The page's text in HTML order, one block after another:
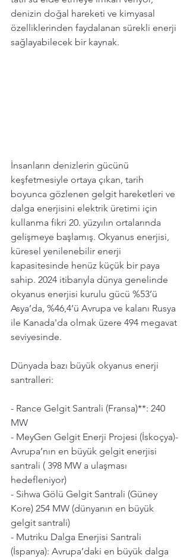
denizin doğal hareketi ve kimyasal
özelliklerinden faydalanan sürekli enerji
sağlayabilecek bir kaynak.
İnsanların denizlerin gücünü
keşfetmesiyle ortaya çıkan, tarih
boyunca gözlenen gelgit hareketleri ve
dalga enerjisini elektrik üretimi için
kullanma fikri 20. yüzyılın ortalarında
gelişmeye başlamış. Okyanus enerjisi,
küresel yenilenebilir enerji
kapasitesinde henüz küçük bir paya
sahip. 2024 itibarıyla dünya genelinde
okyanus enerjisi kurulu gücü %53’ü
Asya’da, %46,4’ü Avrupa ve kalanı Rusya
ile Kanada'da olmak üzere 494 megavat
seviyesinde.
Dünyada bazı büyük okyanus enerji
santralleri:
- Rance Gelgit Santrali (Fransa)**: 240
MW
- MeyGen Gelgit Enerji Projesi (İskoçya)-
Avrupa’nın en büyük gelgit enerjisi
santrali ( 398 MW a ulaşması
hedefleniyor)
- Sihwa Gölü Gelgit Santrali (Güney
Kore) 254 MW (dünyanın en büyük
gelgit santrali)
- Mutriku Dalga Enerjisi Santrali
(İspanya): Avrupa’daki en büyük dalga